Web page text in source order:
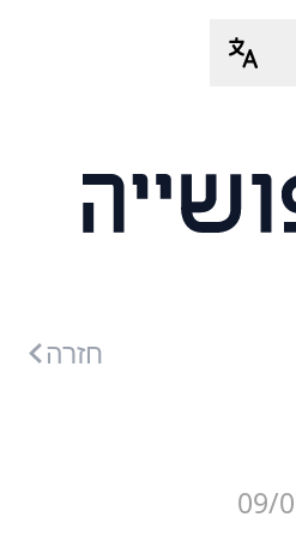
חזרה
09/